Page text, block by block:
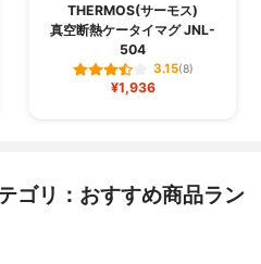
THERMOS(サーモス)
真空断熱ケータイマグ JNL-
504
3.15(8)
¥1,936
ゴリ：おすすめ商品ラン